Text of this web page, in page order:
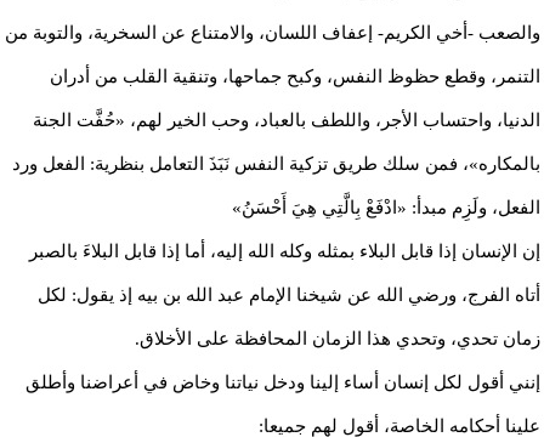
والصعب -أخي الكريم- إعفاف اللسان، والامتناع عن السخرية، والتوبة من
التنمر، وقطع حظوظ النفس، وكبح جماحها، وتنقية القلب من أدران
الدنيا، واحتساب الأجر، واللطف بالعباد، وحب الخير لهم، «حُفَّت الجنة
بالمكاره»، فمن سلك طريق تزكية النفس نَبَذَ التعامل بنظرية: الفعل ورد
الفعل، ولَزِم مبدأ: «ادْفَعْ بِالَّتِي هِيَ أَحْسَنُ»
إن الإنسان إذا قابل البلاء بمثله وكله الله إليه، أما إذا قابل البلاءَ بالصبر
أتاه الفرج، ورضي الله عن شيخنا الإمام عبد الله بن بيه إذ يقول: لكل
زمان تحدي، وتحدي هذا الزمان المحافظة على الأخلاق.
إنني أقول لكل إنسان أساء إلينا ودخل نياتنا وخاض في أعراضنا وأطلق
علينا أحكامه الخاصة، أقول لهم جميعا: